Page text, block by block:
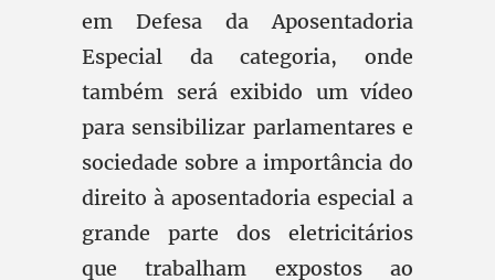
em Defesa da Aposentadoria
Especial da categoria, onde
também será exibido um vídeo
para sensibilizar parlamentares e
sociedade sobre a importância do
direito à aposentadoria especial a
grande parte dos eletricitários
que trabalham expostos ao